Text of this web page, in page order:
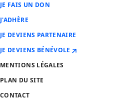
JE FAIS UN DON
J'ADHÈRE
JE DEVIENS PARTENAIRE
JE DEVIENS BÉNÉVOLE
MENTIONS LÉGALES
PLAN DU SITE
CONTACT